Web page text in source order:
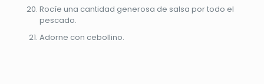
Rocíe una cantidad generosa de salsa por todo el
pescado.
Adorne con cebollino.